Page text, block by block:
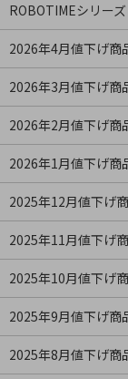
ROBOTIMEシリーズ
2026年4月値下げ
2026年3月値下げ商
2026年2月値下げ商
2026年1月値下げ商
2025年12月値下げ
2025年11月値下げ
2025年10月値下げ
2025年9月値下げ商
2025年8月値下げ商